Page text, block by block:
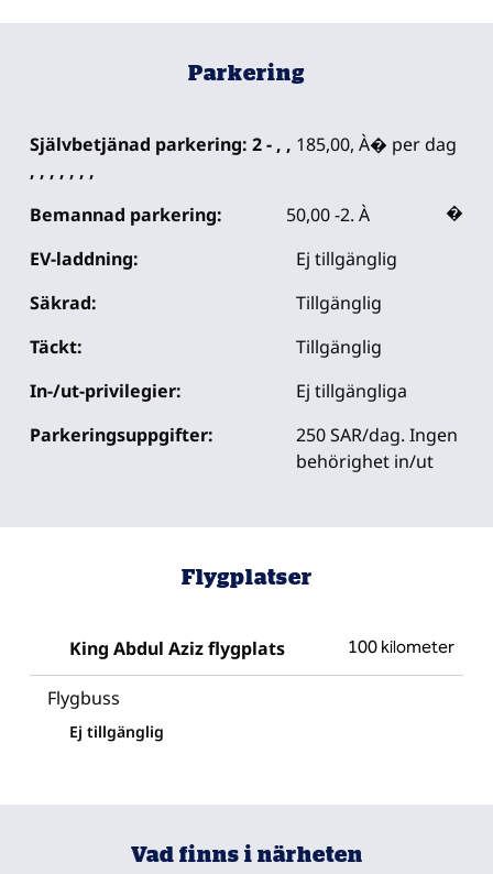
Parkering
Självbetjänad parkering: 2 - , ,
, , , , , , ,
185,00, À� per dag
Bemannad parkering: 50,00 -2. À �
EV-laddning:
Ej tillgänglig
Säkrad:
Tillgänglig
Täckt:
Tillgänglig
In-/ut-privilegier:
Ej tillgängliga
Parkeringsuppgifter:
250 SAR/dag. Ingen
behörighet in/ut
Flygplatser
King Abdul Aziz flygplats 100 kilometer
Flygbuss
Ej tillgänglig
Vad finns i närheten